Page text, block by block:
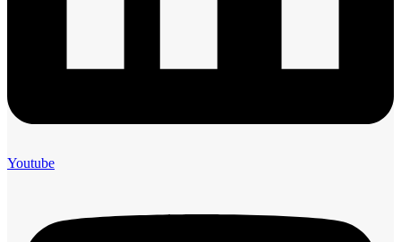
Youtube